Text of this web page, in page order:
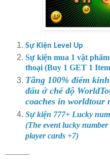
Sự Kiện Level Up
Sự kiện mua 1 vật
thoại (Buy 1 GET 1
Tăng 100% điểm
đấu ở chế độ
coaches in worldtour
Sự kiện 777+ Lucky
(The event lucky
player cards +7)
———